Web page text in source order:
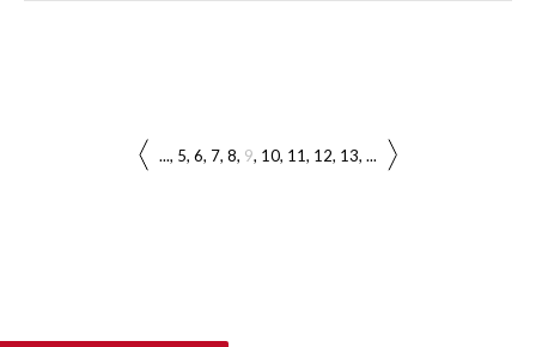
... 5 6 7 8 9 10 11 12 13 ...